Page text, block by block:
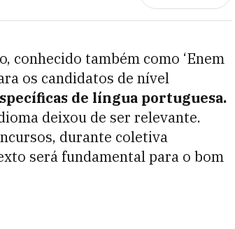
conhecido também como ‘Enem
os candidatos de nível
de língua portuguesa.
deixou de ser relevante.
durante coletiva
será fundamental para o bom